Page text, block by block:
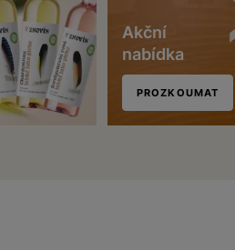
Akční
nabídka
PROZKOUMAT